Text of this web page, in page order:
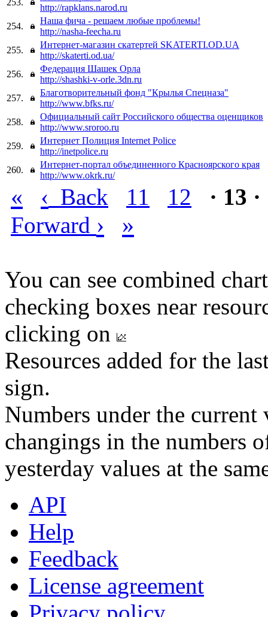
http://rapklans.narod.ru
254.
Наша фича - решаем любые проблемы!
http://nasha-feecha.ru
255.
Интернет-магазин скатертей SKATERTI.OD.UA
http://skaterti.od.ua/
256.
Федерация Шашек Орла
http://shashki-v-orle.3dn.ru
257.
Благотворительный фонд "Крылья Спецназа"
http://www.bfks.ru/
258.
Официальный сайт Российского общества оценщиков
http://www.sroroo.ru
259.
Интернет Полиция Internet Police
http://inetpolice.ru
260.
Интернет-портал объединенного Красноярского края
http://www.okrk.ru/
« ‹ Back 11 12
· 13 ·
Forward › »
You can see combined
checking boxes near
clicking on
Resources added for the
sign.
Numbers under the
changings in the numbers
yesterday values at the
API
Help
Feedback
License agreement